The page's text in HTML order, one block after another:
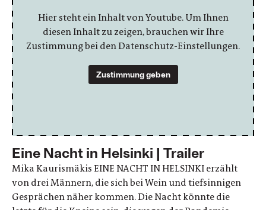
Hier steht ein Inhalt von Youtube. Um Ihnen
diesen Inhalt zu zeigen, brauchen wir Ihre
Zustimmung bei den Datenschutz-Einstellungen.
Zustimmung geben
Eine Nacht in Helsinki | Trailer
Mika Kaurismäkis EINE NACHT IN HELSINKI erzählt
von drei Männern, die sich bei Wein und tiefsinnigen
Gesprächen näher kommen. Die Nacht könnte die